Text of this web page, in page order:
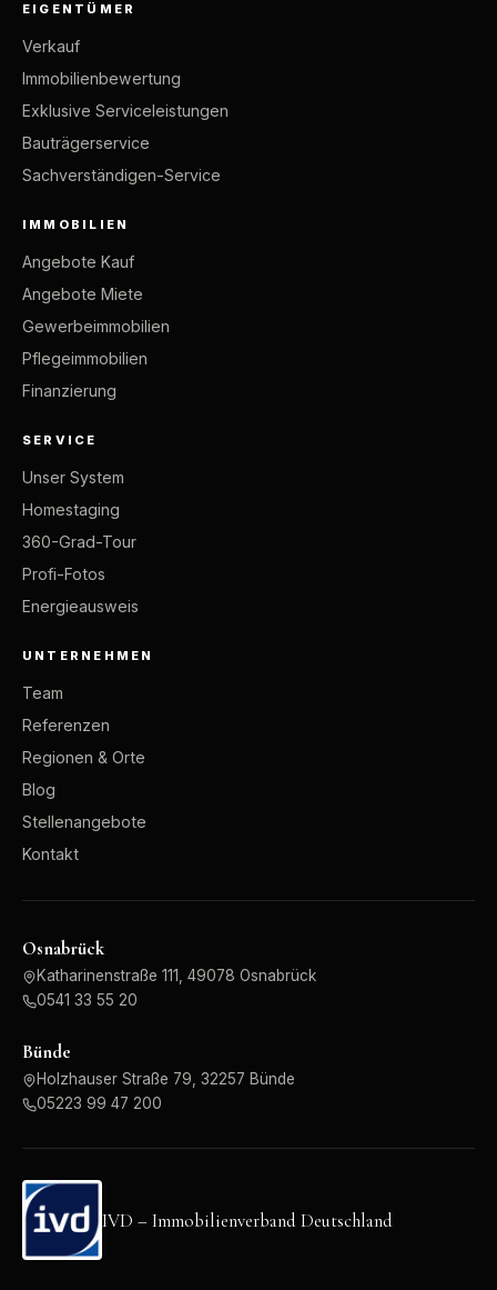
EIGENTÜMER
Verkauf
Immobilienbewertung
Exklusive Serviceleistungen
Bauträgerservice
Sachverständigen-Service
IMMOBILIEN
Angebote Kauf
Angebote Miete
Gewerbeimmobilien
Pflegeimmobilien
Finanzierung
SERVICE
Unser System
Homestaging
360-Grad-Tour
Profi-Fotos
Energieausweis
UNTERNEHMEN
Team
Referenzen
Regionen & Orte
Blog
Stellenangebote
Kontakt
Osnabrück
Katharinenstraße 111, 49078 Osnabrück
0541 33 55 20
Bünde
Holzhauser Straße 79, 32257 Bünde
05223 99 47 200
IVD – Immobilienverband Deutschland